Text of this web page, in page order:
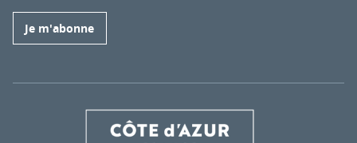
Je m'abonne